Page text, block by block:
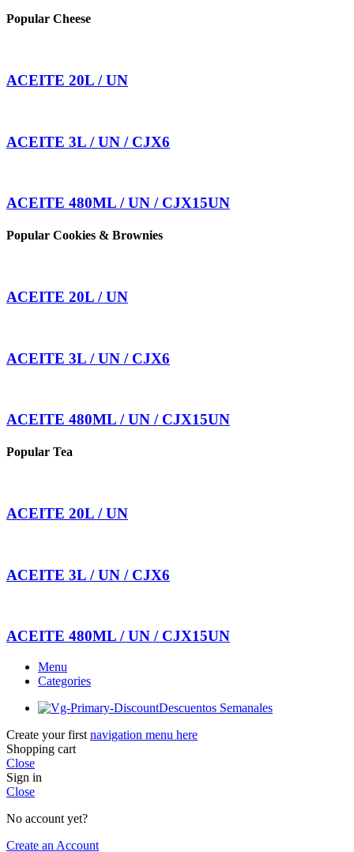
Popular Cheese
ACEITE 20L / UN
ACEITE 3L / UN / CJX6
ACEITE 480ML / UN / CJX15UN
Popular Cookies & Brownies
ACEITE 20L / UN
ACEITE 3L / UN / CJX6
ACEITE 480ML / UN / CJX15UN
Popular Tea
ACEITE 20L / UN
ACEITE 3L / UN / CJX6
ACEITE 480ML / UN / CJX15UN
Menu
Categories
Descuentos Semanales
Create your first navigation menu here
Shopping cart
Close
Sign in
Close
No account yet?
Create an Account